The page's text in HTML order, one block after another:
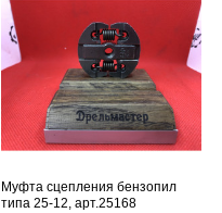
Муфта сцепления бензопил
типа 25-12, арт.25168